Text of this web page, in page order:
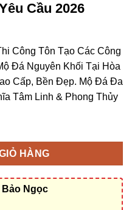
Cầu 2026
Công Tôn Tạo Các Công
Đá Nguyên Khối Tại Hòa
Cấp, Bền Đẹp. Mộ Đá Đa
Tâm Linh & Phong Thủy
Bình | Cơ sở chế tác uy tín,
HÀNG
Ngọc